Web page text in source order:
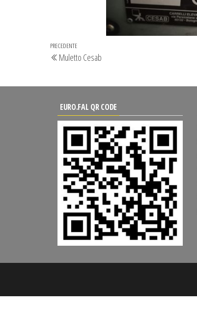
Navigazione
articoli
Articolo
precedente
PRECEDENTE
Muletto Cesab
EURO.FAL QR CODE